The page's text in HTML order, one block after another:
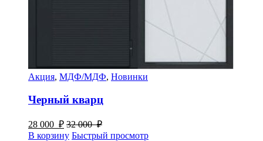
Акция, МДФ/МДФ, Новинки
Черный кварц
28 000 ₽ 32 000 ₽
В корзину Быстрый просмотр